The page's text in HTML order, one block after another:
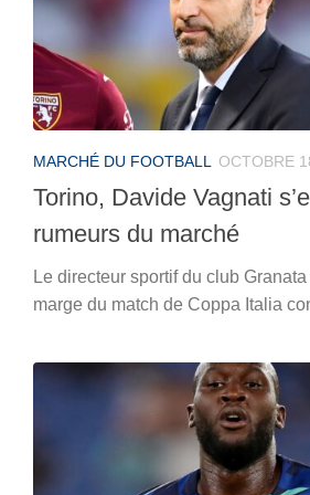
MARCHÉ DU FOOTBALL OCTOBRE
Torino, Davide Vagnati
rumeurs du marché
Le directeur sportif du club Granata
marge du match de Coppa Italia